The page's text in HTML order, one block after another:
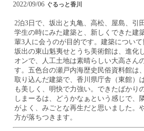
2022/09/06 ぐるっと香川
2泊3日で、坂出と丸亀、高松、屋島、引
学生の時にみた建築と、新しくできた建
輩3人に会うのが目的です。建築について
坂出の東山魁夷せとうち美術館は、進化
オンで、人工土地は素晴らしい大高さん
す。五色台の瀬戸内海歴史民俗資料館は
取り込んだ建築で、香川県庁舎（東館）
も美しく、明快で力強い。できたばかり
しまーるは、どうかなぁという感じで、
がよく、みごとな再生だと思いました。
方が落ちつきます。